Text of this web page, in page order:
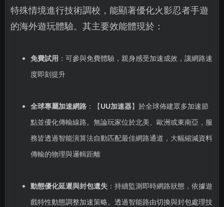
特殊情境進行技術調校，能顯著優化火影忍者手遊
的海外遊玩體驗。其主要效能體現於：
免費試用 ：可參與免費體驗，親身感受加速成效，讓網路速
度即刻提升
全球專屬加速網路：【UU加速器】於全球佈建眾多加速節
點並優化傳輸線路。無論玩家位於北美、歐洲或東南亞，服
務皆透過智能演算法自動匹配最佳網路通道，大幅縮減資料
傳輸的物理與邏輯距離
動態優化延遲與封包遺失：持續監測即時網路狀態，依據遊
戲特性動態調整加速策略。透過智能路由切換與封包處理技